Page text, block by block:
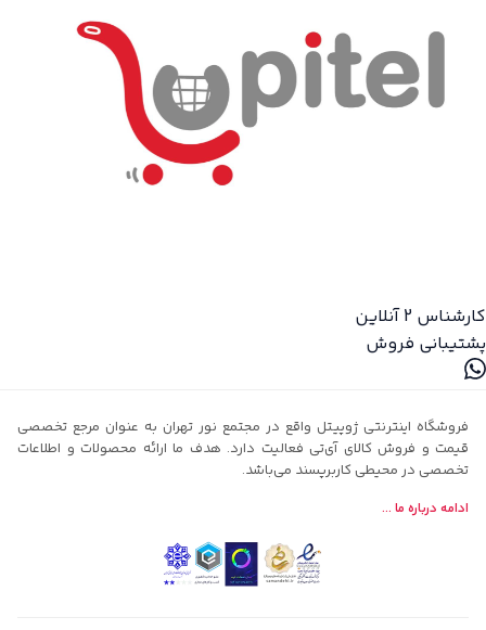
کارشناس 2
آنلاین
پشتیبانی فروش
فروشگاه اینترنتی ژوپیتل واقع در مجتمع نور تهران به عنوان مرجع تخصصی
قیمت و فروش کالای آی‌تی فعالیت دارد. هدف ما ارائه محصولات و اطلاعات
تخصصی در محیطی کاربرپسند می‌باشد.
ادامه درباره ما ...